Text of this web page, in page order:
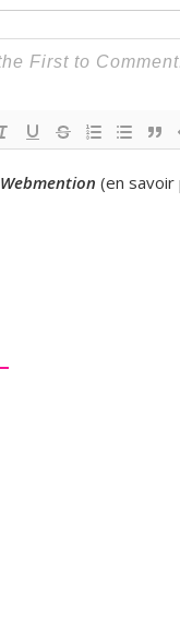
Webmention (en savoir